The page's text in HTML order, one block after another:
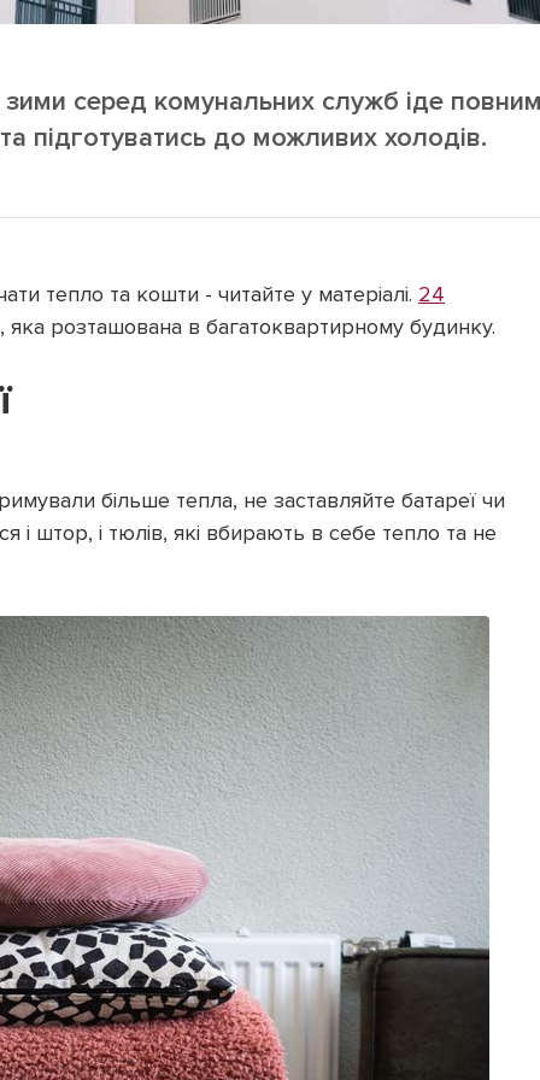
серед комунальних служб іде
підготуватись до можливих холодів.
тепло та кошти - читайте у матеріалі. 24
яка розташована в багатоквартирному будинку.
більше тепла, не заставляйте батареї чи
і штор, і тюлів, які вбирають в себе тепло та не